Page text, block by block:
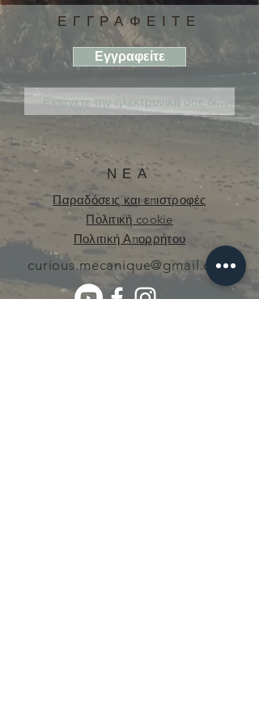
ΕΓΓΡΑΦΕΙΤΕ
Εγγραφείτε
ΝΕΑ
Παραδόσεις και επιστροφές
Πολιτική cookie
Πολιτική Απορρήτου
curious.mecanique@gmail.com